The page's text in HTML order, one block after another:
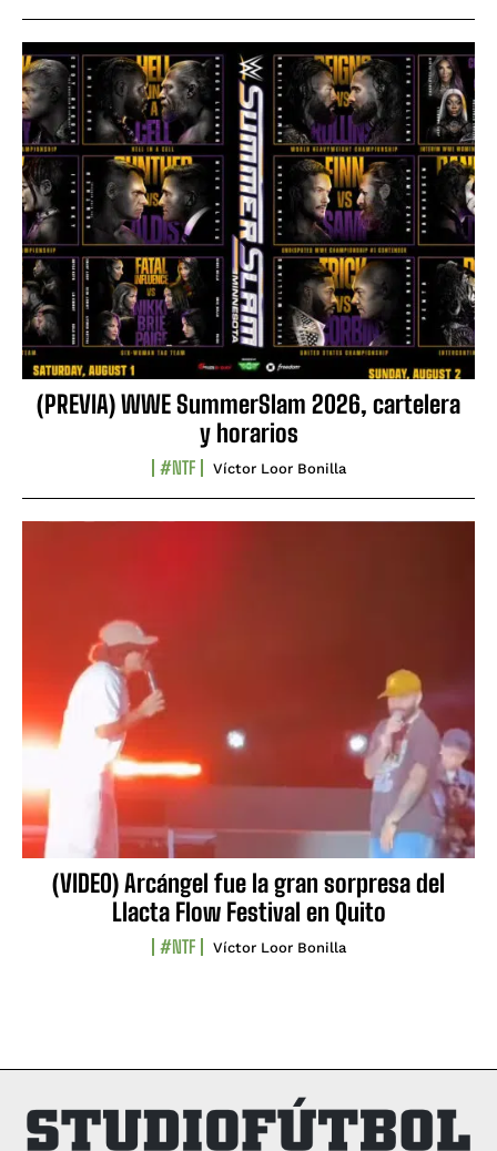
(PREVIA) WWE SummerSlam 2026, cartelera
y horarios
#NTF Víctor Loor Bonilla
(VIDEO) Arcángel fue la gran sorpresa del
Llacta Flow Festival en Quito
#NTF Víctor Loor Bonilla